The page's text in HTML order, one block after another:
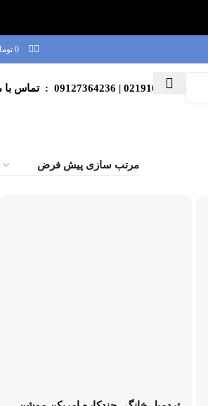
0
02191003039 | 09127364236 : تماس با ما